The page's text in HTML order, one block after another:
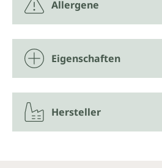
Allergene
Eigenschaften
Hersteller